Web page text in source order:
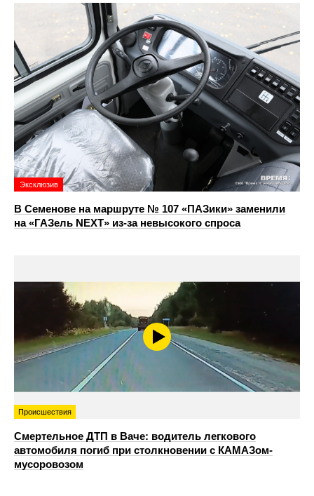
Эксклюзив
В Семенове на маршруте № 107 «ПАЗики» заменили
на «ГАЗель NEXT» из‑за невысокого спроса
Происшествия
Смертельное ДТП в Ваче: водитель легкового
автомобиля погиб при столкновении с КАМАЗом-
мусоровозом